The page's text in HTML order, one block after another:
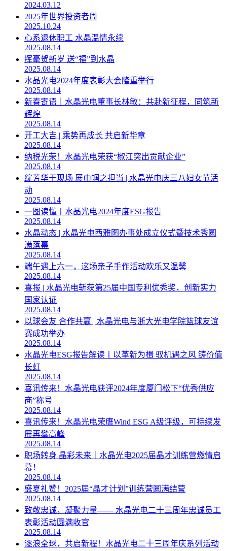
2024.03.12
2025年世界投资者周
2025.10.24
心系退休职工 水晶温情永续
2025.08.14
挥毫贺新岁 送“福”到水晶
2025.08.14
水晶光电2024年度表彰大会隆重举行
2025.08.14
新春寄语｜水晶光电董事长林敏：共赴新征程，同筑新
辉煌
2025.08.14
开工大吉 | 乘势再成长 共启新华章
2025.08.14
纳税光荣！水晶光电荣获“椒江突出贡献企业”
2025.08.14
绽芳华于现场 展巾帼之担当 | 水晶光电庆三八妇女节活
动
2025.08.14
一图读懂丨水晶光电2024年度ESG报告
2025.08.14
水晶动态 | 水晶光电西雅图办事处成立仪式暨技术秀圆
满落幕
2025.08.14
端午遇上六一，这场亲子手作活动欢乐又温馨
2025.08.14
喜报 | 水晶光电斩获第25届中国专利优秀奖，创新实力
国家认证
2025.08.14
以球会友 合作共赢 | 水晶光电与浙大光电学院篮球友谊
赛成功举办
2025.08.14
水晶光电ESG报告解读丨以革新为楫 驭机遇之风 铸价值
长虹
2025.08.14
喜讯传来！水晶光电获评2024年度厦门松下“优秀供应
商”称号
2025.08.14
喜讯传来！水晶光电荣膺Wind ESG A级评级，可持续发
展再攀高峰
2025.08.14
职场转身 晶彩未来｜水晶光电2025届晶才训练营燃情启
幕！
2025.08.14
盛夏礼赞！2025届“晶才计划”训练营圆满结营
2025.08.14
致敬忠诚，凝聚力量—— 水晶光电二十三周年忠诚员工
表彰活动圆满收官
2025.08.14
逐浪全球，共启新程！水晶光电二十三周年庆系列活动